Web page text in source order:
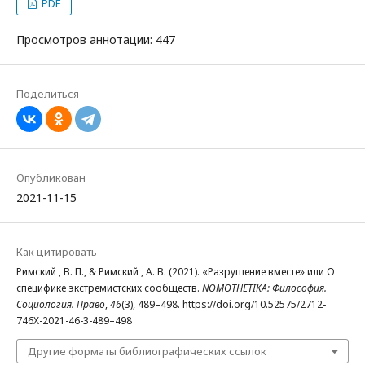
PDF
Просмотров аннотации: 447
Поделиться
Опубликован
2021-11-15
Как цитировать
Римский , В. П., & Римский , А. В. (2021). «Разрушение вместе» или О
специфике экстремистских сообществ. NOMOTHETIKA: Философия.
Социология. Право,46(3), 489–498. https://doi.org/10.52575/2712-
746X-2021-46-3-489–498
Другие форматы библиографических ссылок